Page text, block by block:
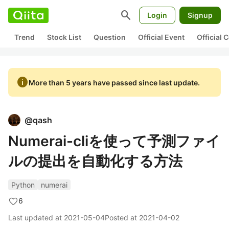
search Login Signup
Trend Stock List Question Official Event Official
infoMore than 5 years have passed since last update.
@qash
Numerai-cliを使って予測ファイ
ルの提出を自動化する方法
Python
numerai
6
Last updated at 2021-05-04Posted at 2021-04-02